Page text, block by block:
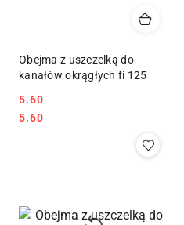
Obejma z uszczelką do
kanałów okrągłych fi 125
Cena:
5.60
Cena:
5.60